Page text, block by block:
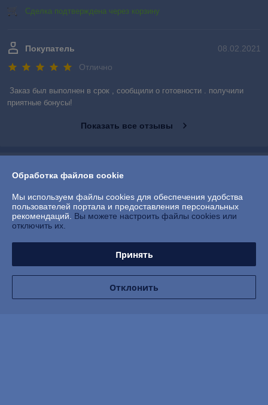
Сделка подтверждена через корзину
08.02.2021
Покупатель
Отлично
Заказ был выполнен в срок , сообщили о готовности . получили
приятные бонусы!
Показать все отзывы
Контакты
Доставка и оплата
Полная версия сайта
Обработка файлов cookie
Мы используем файлы cookies для обеспечения удобства
пользователей портала и предоставления персональных
рекомендаций. Вы можете настроить файлы cookies или
отключить их.
Принять
Отклонить